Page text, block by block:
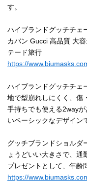
す。
ハイブランドグッチチェ
カバン Gucci 高品質 大
テード旅行
https://
ハイブランドグッチチェ
地で型崩れしにくく、傷
手持ちでも使える2way
いベーシックなデザイン
グッチブランドショルダ
ょうどいい大きさで、
プレゼントとして、年齢
https://